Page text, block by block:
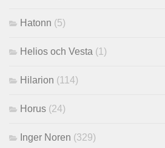
Hatonn (5)
Helios och Vesta (1)
Hilarion (114)
Horus (24)
Inger Noren (329)